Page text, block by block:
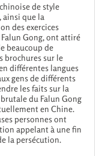
de style
que la
des exercices
Gong, ont attiré
beaucoup de
brochures sur le
différentes langues
gens de différents
les faits sur la
du Falun Gong
en Chine.
personnes ont
appelant à une fin
la persécution.